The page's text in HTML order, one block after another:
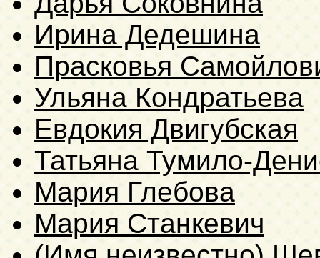
Ирина Дедешина
Прасковья
Ульяна Кондратьева
Евдокия Двигубская
Татьяна Тумило-
Мария Глебова
Мария Станкевич